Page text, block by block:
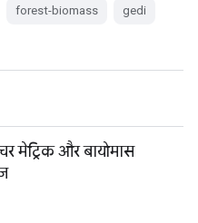
forest-biomass gedi
मेट्रिक और बायोमास